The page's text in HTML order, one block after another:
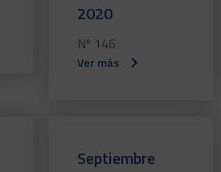
2020
Nº 146
Ver más
Septiembre